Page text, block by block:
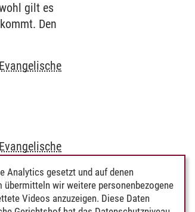
gilt es
Den
Analytics gesetzt und auf denen
übermitteln wir weitere personenbezogene
Videos anzuzeigen. Diese Daten